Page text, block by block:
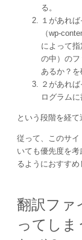
る。
１があれ
（wp-
によって
の中）の
あるか？を
２があれ
ログラム
という段階を経て
従って、このサ
いても優先度を
るようにおすすめ
翻訳ファ
ってしま